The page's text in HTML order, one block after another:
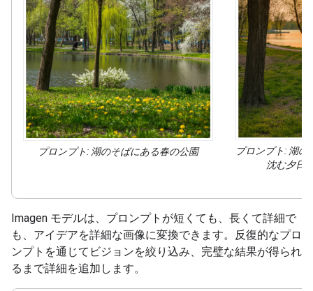
プロンプト: 湖のそばにある春の公園
プロンプト: 湖
沈む夕日
Imagen モデルは、プロンプトが短くても、長くて詳細で
も、アイデアを詳細な画像に変換できます。反復的なプロ
ンプトを通じてビジョンを絞り込み、完璧な結果が得られ
るまで詳細を追加します。